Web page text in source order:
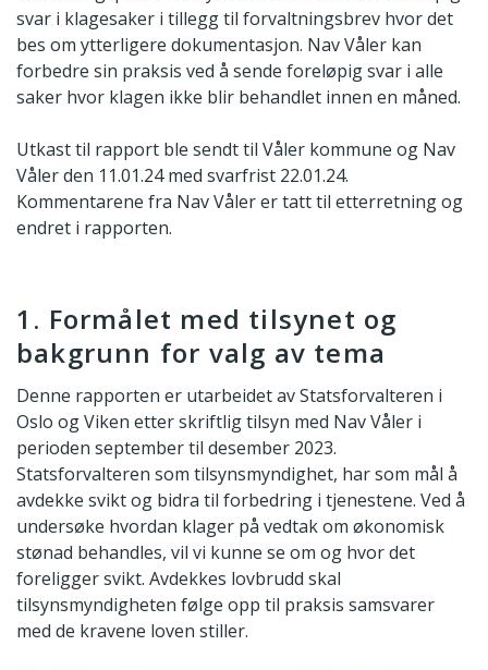
svar i klagesaker i tillegg til forvaltningsbrev hvor det
bes om ytterligere dokumentasjon. Nav Våler kan
forbedre sin praksis ved å sende foreløpig svar i alle
saker hvor klagen ikke blir behandlet innen en måned.
Utkast til rapport ble sendt til Våler kommune og Nav
Våler den 11.01.24 med svarfrist 22.01.24.
Kommentarene fra Nav Våler er tatt til etterretning og
endret i rapporten.
1. Formålet med tilsynet og
bakgrunn for valg av tema
Denne rapporten er utarbeidet av Statsforvalteren i
Oslo og Viken etter skriftlig tilsyn med Nav Våler i
perioden september til desember 2023.
Statsforvalteren som tilsynsmyndighet, har som mål å
avdekke svikt og bidra til forbedring i tjenestene. Ved å
undersøke hvordan klager på vedtak om økonomisk
stønad behandles, vil vi kunne se om og hvor det
foreligger svikt. Avdekkes lovbrudd skal
tilsynsmyndigheten følge opp til praksis samsvarer
med de kravene loven stiller.